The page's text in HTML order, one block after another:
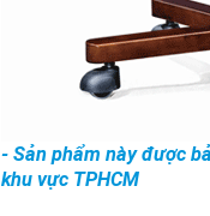
- Sản phẩm này được
khu vực TPHCM